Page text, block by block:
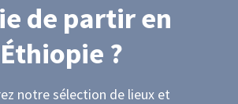
de partiren
Éthiopie ?
notre sélection de lieux et